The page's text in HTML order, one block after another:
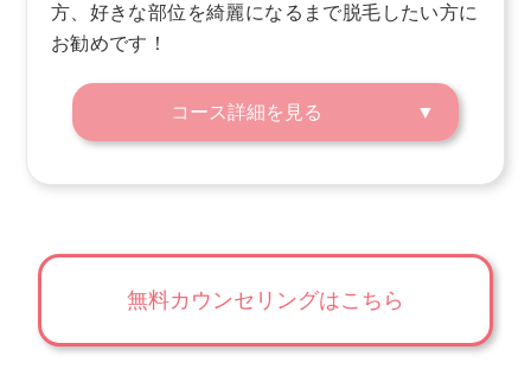
方、好きな部位を綺麗になるまで脱毛したい方に
お勧めです！
コース詳細を見る
無料カウンセリングはこちら